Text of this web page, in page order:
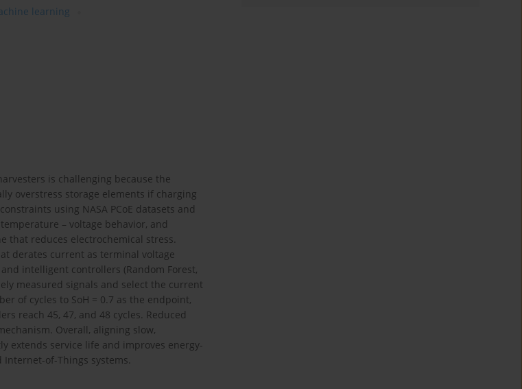
learning
is challenging because the
overstress storage elements if charging
using NASA PCoE datasets and
– voltage behavior, and
that reduces electrochemical stress.
derates current as terminal voltage
intelligent controllers (Random Forest,
measured signals and select the current
of cycles to SoH = 0.7 as the endpoint,
reach 45, 47, and 48 cycles. Reduced
Overall, aligning slow,
extends service life and improves energy-
of-Things systems.